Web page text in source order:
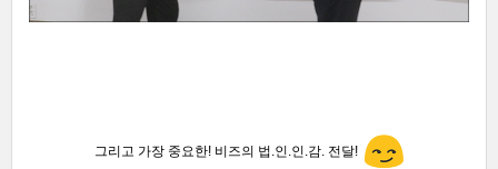
그리고 가장 중요한! 비즈의 법.인.인.감. 전달!